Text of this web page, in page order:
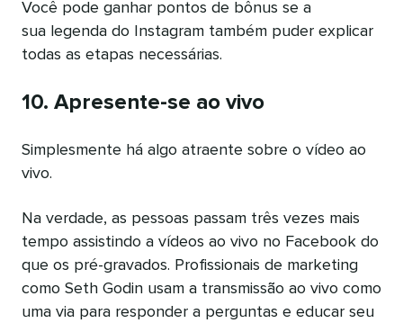
Você pode ganhar pontos de bônus se a
sua legenda do Instagram também puder explicar
todas as etapas necessárias.
10. Apresente-se ao vivo
Simplesmente há algo atraente sobre o vídeo ao
vivo.
Na verdade, as pessoas passam três vezes mais
tempo assistindo a vídeos ao vivo no Facebook do
que os pré-gravados. Profissionais de marketing
como Seth Godin usam a transmissão ao vivo como
uma via para responder a perguntas e educar seu